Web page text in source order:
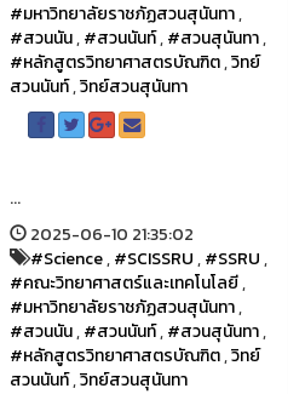
#มหาวิทยาลัยราชภัฏสวนสุนันทา,
#สวนนัน,#สวนนันท์,#สวนสุนันทา,
#หลักสูตรวิทยาศาสตรบัณฑิต,วิทย์
สวนนันท์,วิทย์สวนสุนันทา
...
2025-06-10 21:35:02
#Science,#SCISSRU,#SSRU,
#คณะวิทยาศาสตร์และเทคโนโลยี,
#มหาวิทยาลัยราชภัฏสวนสุนันทา,
#สวนนัน,#สวนนันท์,#สวนสุนันทา,
#หลักสูตรวิทยาศาสตรบัณฑิต,วิทย์
สวนนันท์,วิทย์สวนสุนันทา